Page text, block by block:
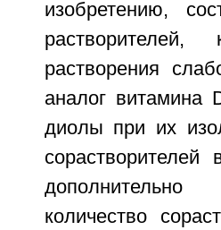
изобретению,
растворения
аналог витамина
диолы при их
количество